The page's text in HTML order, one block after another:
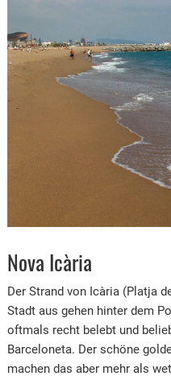
Nova Icària
Der Strand von Icària (Platja
Stadt aus gehen hinter dem
oftmals recht belebt und
Barceloneta. Der schöne
machen das aber mehr als